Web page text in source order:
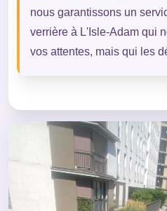
nous garantissons un
verrière à L'Isle-Adam qui
vos attentes, mais qui les